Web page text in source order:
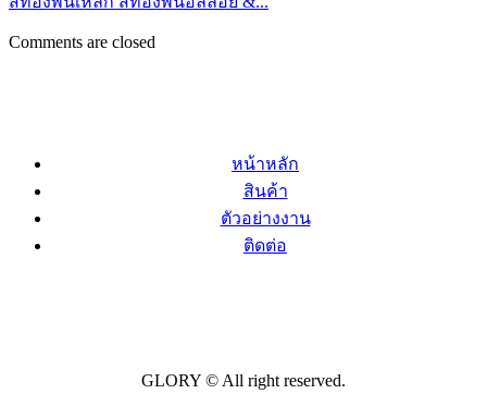
Comments are closed
หน้าหลัก
สินค้า
ตัวอย่างงาน
ติดต่อ
GLORY © All right reserved.